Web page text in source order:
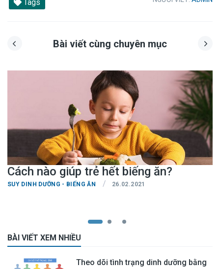
Tags
Bài viết cùng chuyên mục
Cách nào giúp trẻ hết biếng ăn?
SUY DINH DƯỠNG - BIẾNG ĂN / 26.02.2021
BÀI VIẾT XEM NHIỀU
Theo dõi tình trạng dinh dưỡng bằng